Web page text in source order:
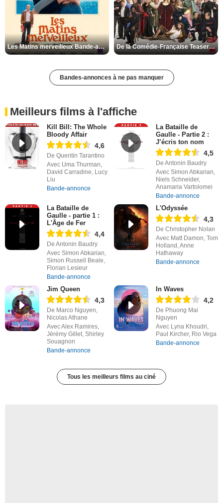
Les Matins merveilleux Bande-annonce VF De la Comédie-Française Teaser VF
Bandes-annonces à ne pas manquer
Meilleurs films à l'affiche
Kill Bill: The Whole
Bloody Affair
4,6
De Quentin Tarantino
Avec Uma Thurman,
David Carradine, Lucy
Liu
Bande-annonce
La Bataille de
Gaulle - Partie 2 :
J’écris ton nom
4,5
De Antonin Baudry
Avec Simon Abkarian,
Niels Schneider,
Anamaria Vartolomei
Bande-annonce
La Bataille de
Gaulle - partie 1 :
L'Âge de Fer
4,4
De Antonin Baudry
Avec Simon Abkarian,
Simon Russell Beale,
Florian Lesieur
Bande-annonce
L'Odyssée
4,3
De Christopher Nolan
Avec Matt Damon, Tom
Holland, Anne
Hathaway
Bande-annonce
Jim Queen
4,3
De Marco Nguyen,
Nicolas Athane
Avec Alex Ramires,
Jérémy Gillet, Shirley
Souagnon
Bande-annonce
In Waves
4,2
De Phuong Mai
Nguyen
Avec Lyna Khoudri,
Paul Kircher, Rio Vega
Bande-annonce
Tous les meilleurs films au ciné